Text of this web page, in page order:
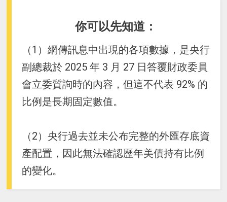
你可以先知道：
（1）網傳訊息中出現的各項數據，是央行
副總裁於 2025 年 3 月 27 日答覆財政委員
會立委質詢時的內容，但這不代表 92% 的
比例是長期固定數值。
（2）央行過去並未公布完整的外匯存底資
產配置，因此無法確認歷年美債持有比例
的變化。